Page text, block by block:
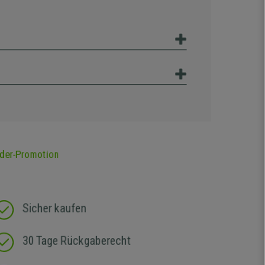
Sicher kaufen
30 Tage Rückgaberecht